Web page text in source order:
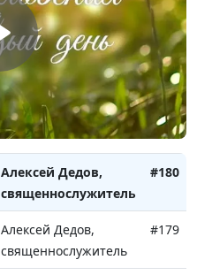
священнослужитель
Алексей Дедов,
священнослужитель
#182
Алексей Дедов,
священнослужитель
#181
Алексей Дедов,
священнослужитель
#180
Алексей Дедов,
священнослужитель
#179